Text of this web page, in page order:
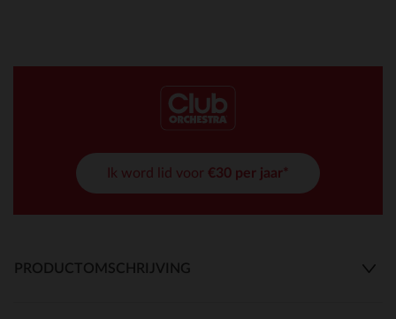
Ik word lid voor €30 per jaar*
PRODUCTOMSCHRIJVING